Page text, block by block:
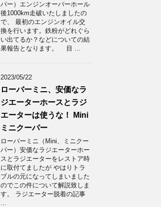
パー）エンジンオーバーホール
後1000km走破いたしましたの
で、 最初のエンジンオイル交
換を行います。鉄粉がどれぐら
い出てるか？などについての結
果報告となります。 目 ...
2023/05/22
ローバーミニ、安価なラ
ジエーターホースとラジ
エーターは使うな！ Mini
ミニクーパー
ローバーミニ（Mini、ミニクー
パー）安価なラジエーターホー
スとラジエーターをレストア時
に取付てましたが やはりトラ
ブルの元になってしまいました
のでこの件について解説致しま
す。 ラジエーター脱着の記事
...